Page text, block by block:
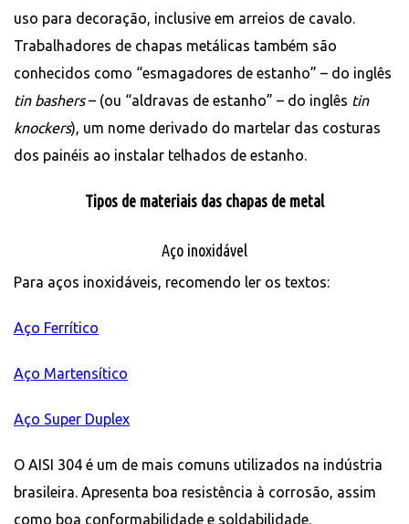
uso para decoração, inclusive em arreios de cavalo.
Trabalhadores de chapas metálicas também são
conhecidos como “esmagadores de estanho” – do inglês
tin bashers– (ou “aldravas de estanho” – do inglês tin
knockers), um nome derivado do martelar das costuras
dos painéis ao instalar telhados de estanho.
Tipos de materiais das chapas de metal
Aço inoxidável
Para aços inoxidáveis, recomendo ler os textos:
Aço Ferrítico
Aço Martensítico
Aço Super Duplex
O AISI 304 é um de mais comuns utilizados na indústria
brasileira. Apresenta boa resistência à corrosão, assim
como boa conformabilidade e soldabilidade.